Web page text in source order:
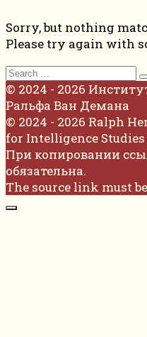
Sorry, but nothing
Please try again with
Search
for:
© 2024 - 2026
Ральфа Ван Демана
© 2024 - 2026 Ralph
for Intelligence Studies
При копировании
обязательна.
The source link must